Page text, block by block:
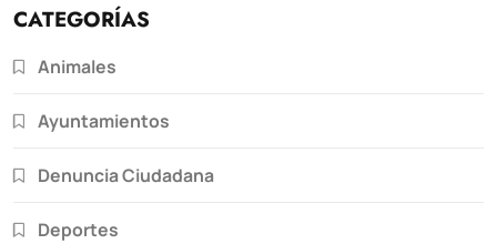
CATEGORÍAS
Animales
Ayuntamientos
Denuncia Ciudadana
Deportes